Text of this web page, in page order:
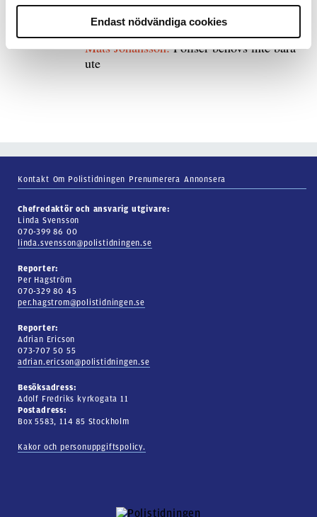
Endast nödvändiga cookies
Mats Johansson:Poliser behövs inte bara
ute
Kontakt Om Polistidningen Prenumerera Annonsera
Chefredaktör och ansvarig utgivare:
Linda Svensson
070-399 86 00
linda.svensson@polistidningen.se
Reporter:
Per Hagström
070-329 80 45
per.hagstrom@polistidningen.se
Reporter:
Adrian Ericson
073-707 50 55
adrian.ericson@polistidningen.se
Besöksadress:
Adolf Fredriks kyrkogata 11
Postadress:
Box 5583, 114 85 Stockholm
Kakor och personuppgiftspolicy.